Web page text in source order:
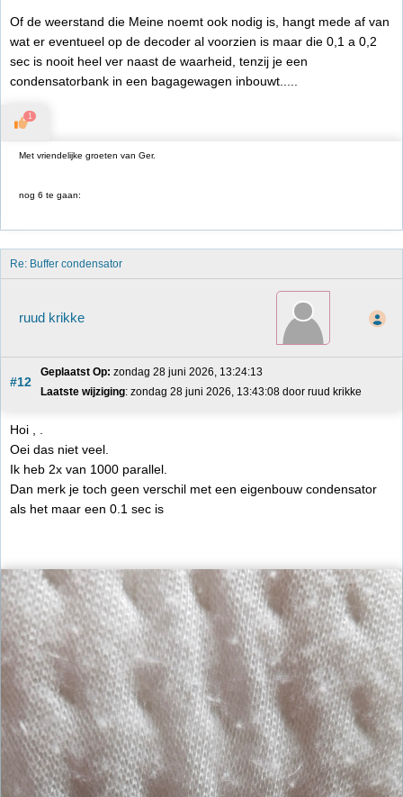
Of de weerstand die Meine noemt ook nodig is, hangt mede af van
wat er eventueel op de decoder al voorzien is maar die 0,1 a 0,2
sec is nooit heel ver naast de waarheid, tenzij je een
condensatorbank in een bagagewagen inbouwt.....
1
Met vriendelijke groeten van Ger.
nog 6 te gaan:
Re: Buffer condensator
ruud krikke
#12
Geplaatst Op: zondag 28 juni 2026, 13:24:13
Laatste wijziging: zondag 28 juni 2026, 13:43:08 door ruud krikke
Hoi , .
Oei das niet veel.
Ik heb 2x van 1000 parallel.
Dan merk je toch geen verschil met een eigenbouw condensator
als het maar een 0.1 sec is